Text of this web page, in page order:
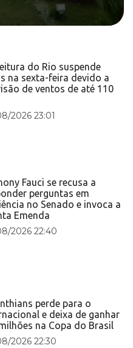
do Rio suspende
na sexta-feira devido a
de ventos de até 110
2026 23:01
Fauci se recusa a
perguntas em
no Senado e invoca a
Emenda
2026 22:40
perde para o
e deixa de ganhar
na Copa do Brasil
2026 22:30